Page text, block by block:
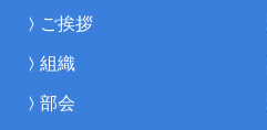
ご挨拶
組織
部会